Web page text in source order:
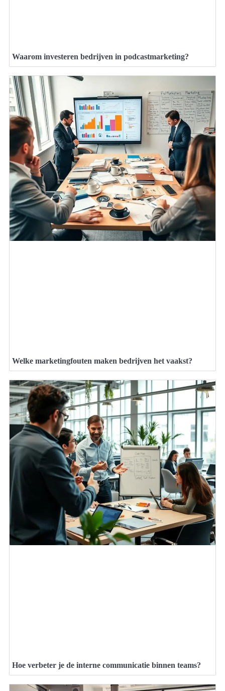
Waarom investeren bedrijven in podcastmarketing?
Welke marketingfouten maken bedrijven het vaakst?
Hoe verbeter je de interne communicatie binnen teams?